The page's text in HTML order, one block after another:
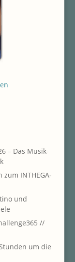
– Das Musik-
INTHEGA-
und
//
um die